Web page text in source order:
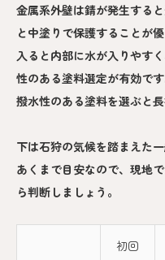
金属系外壁は錆が発生する
と中塗りで保護することが
入ると内部に水が入りやす
性のある塗料選定が有効で
撥水性のある塗料を選ぶと
下は石狩の気候を踏まえた
あくまで目安なので、現地
ら判断しましょう。
初回